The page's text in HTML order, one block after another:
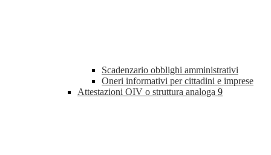
Scadenzario obblighi amministrativi
Oneri informativi per cittadini e imprese
Attestazioni OIV o struttura analoga 9